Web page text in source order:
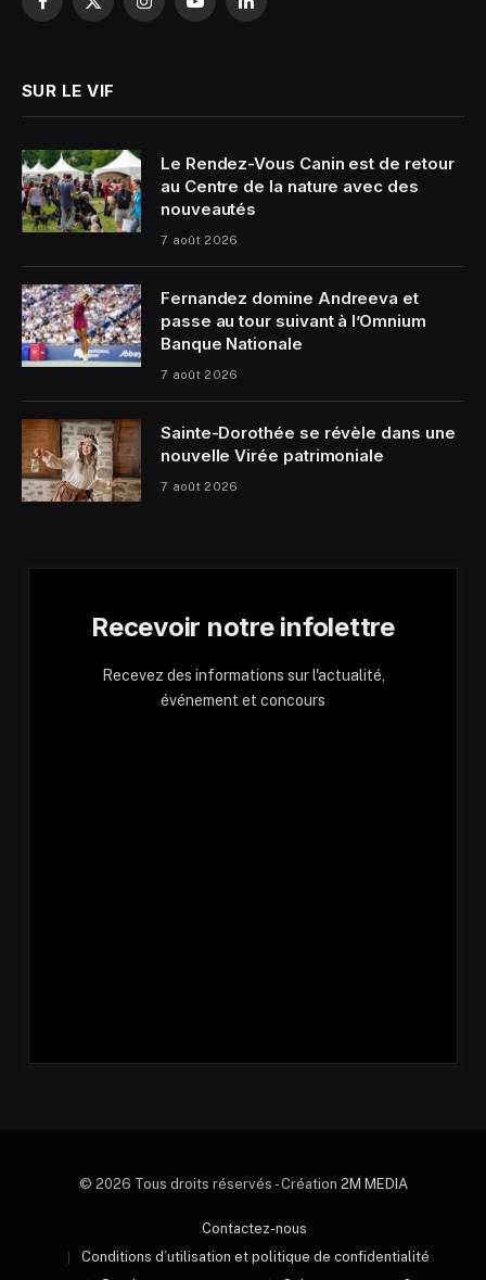
Facebook
X
InstagramYouTubeLinkedIn
SUR LE VIF
Le Rendez-Vous Canin est de retour
au Centre de la nature avec des
nouveautés
7 août 2026
Fernandez domine Andreeva et
passe au tour suivant à l’Omnium
Banque Nationale
7 août 2026
Sainte-Dorothée se révèle dans une
nouvelle Virée patrimoniale
7 août 2026
Recevoir notre infolettre
Recevez des informations sur l'actualité,
événement et concours
© 2026 Tous droits réservés - Création 2M MEDIA
Contactez-nous
Conditions d’utilisation et politique de confidentialité